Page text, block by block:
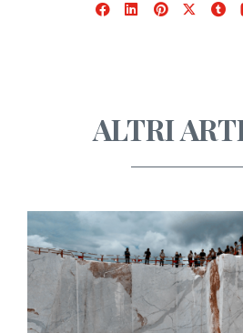
FacebookLinkedInPinterest
ALTRI